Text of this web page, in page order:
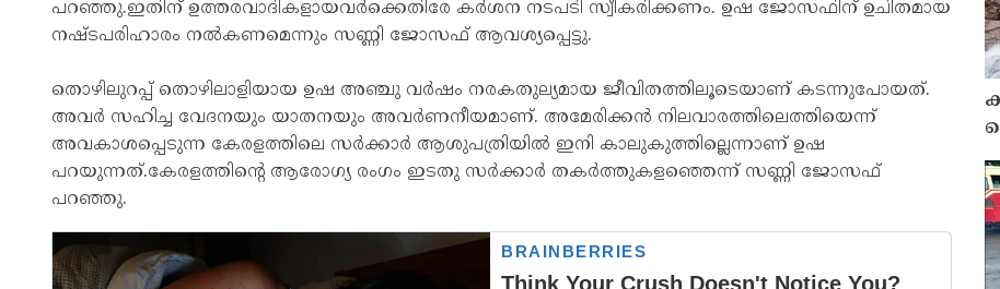
പറഞ്ഞു.ഇതിന് ഉത്തരവാദികളായവർക്കെതിരേ കർശന നടപടി സ്വീകരിക്കണം. ഉഷ ജോസഫിന് ഉചിതമായ
നഷ്ടപരിഹാരം നൽകണമെന്നും സണ്ണി ജോസഫ് ആവശ്യപ്പെട്ടു.
തൊഴിലുറപ്പ് തൊഴിലാളിയായ ഉഷ അഞ്ചു വർഷം നരകതുല്യമായ ജീവിതത്തിലൂടെയാണ് കടന്നുപോയത്.
അവർ സഹിച്ച വേദനയും യാതനയും അവർണനീയമാണ്. അമേരിക്കൻ നിലവാരത്തിലെത്തിയെന്ന്
അവകാശപ്പെടുന്ന കേരളത്തിലെ സർക്കാർ ആശുപത്രിയിൽ ഇനി കാലുകുത്തില്ലെന്നാണ് ഉഷ
പറയുന്നത്.കേരളത്തിന്റെ ആരോഗ്യ രംഗം ഇടതു സർക്കാർ തകർത്തുകളഞ്ഞെന്ന് സണ്ണി ജോസഫ്
പറഞ്ഞു.